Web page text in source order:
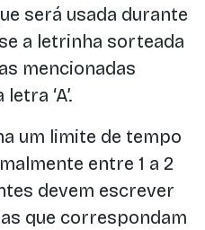
será usada durante
a letrinha sorteada
mencionadas
‘A’.
um limite de tempo
entre 1 a 2
devem escrever
que correspondam